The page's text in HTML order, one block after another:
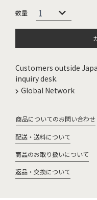
Customers outside
inquiry desk.
Global Network
商品についてのお問い合わせ
配送・送料について
商品のお取り扱いについて
返品・交換について